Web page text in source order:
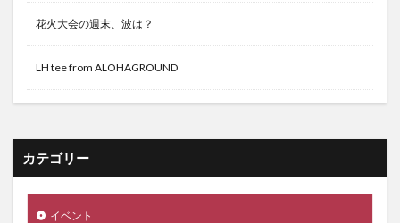
花火大会の週末、波は？
LH tee from ALOHAGROUND
カテゴリー
イベント